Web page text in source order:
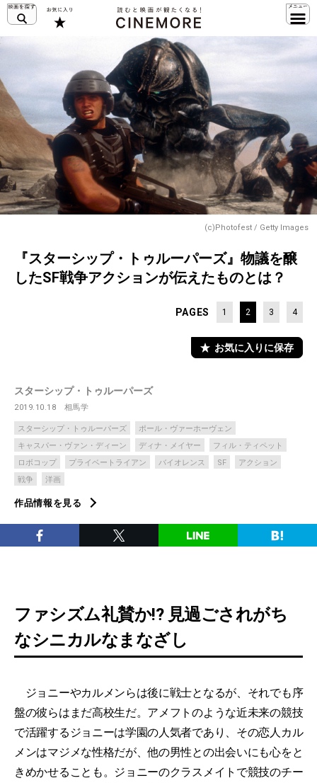
(c)Photofest / Getty Images
『スターシップ・トゥルーパーズ』物議を醸
したSF戦争アクションが伝えたものとは？
PAGES 1 2 3 4
お気に入りに保存
スターシップ・トゥルーパーズ
2019.10.18 相馬学
スターシップ・トゥルーパーズ
ポール・ヴァーホーヴェン
キャスパー・ヴァン・ディーン
ディナ・メイヤー
フィル・ティペット
ロボコップ
プライベートライアン バイオレンス SF
アクション
戦争
洋画
作品情報を見る
ファシズム礼賛か!? 見過ごされがち
なシニカルなまなざし
ジョニーやカルメンらは後に戦士となるが、それでも序
盤の彼らはまだ高校生だ。アメフトのような近未来の競技
で活躍するジョニーは学園の人気者であり、その恋人カル
メンはマジメな性格だが、他の男性との出会いにも心をと
きめかせることも。ジョニーのクラスメイトで競技のチー